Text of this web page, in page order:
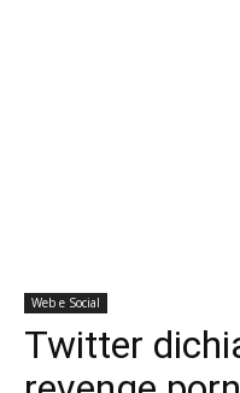
Web e Social
Twitter